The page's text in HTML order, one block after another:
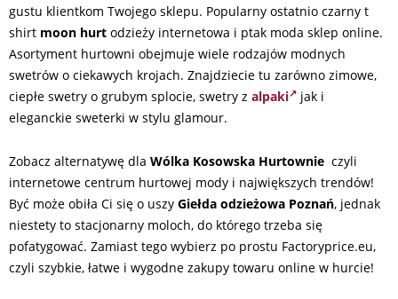
gustu klientkom Twojego sklepu. Popularny ostatnio czarny t
shirt moon hurt odzieży internetowa i ptak moda sklep online.
Asortyment hurtowni obejmuje wiele rodzajów modnych
swetrów o ciekawych krojach. Znajdziecie tu zarówno zimowe,
ciepłe swetry o grubym splocie, swetry z alpaki
jak i
eleganckie sweterki w stylu glamour.
Zobacz alternatywę dla Wólka Kosowska Hurtownie czyli
internetowe centrum hurtowej mody i największych trendów!
Być może obiła Ci się o uszy Giełda odzieżowa Poznań, jednak
niestety to stacjonarny moloch, do którego trzeba się
pofatygować. Zamiast tego wybierz po prostu Factoryprice.eu,
czyli szybkie, łatwe i wygodne zakupy towaru online w hurcie!